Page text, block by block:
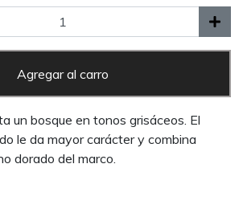
Agregar al carro
un bosque en tonos grisáceos. El
le da mayor carácter y combina
dorado del marco.